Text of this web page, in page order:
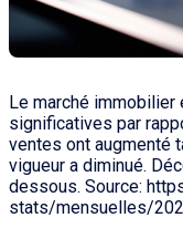
Le marché immobilier
significatives par
ventes ont augmenté
vigueur a diminué.
dessous. Source:
stats/mensuelles/